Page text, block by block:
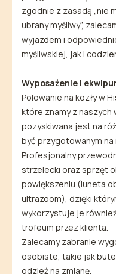
zgodnie z zasadą „nie
ubrany myśliwy”,
wyjazdem i
myśliwskiej, jak i
Wyposażenie i
Polowanie na kozły w
które znamy z naszych
pozyskiwana jest na
być przygotowanym
Profesjonalny
strzelecki oraz sprzęt
powiększeniu (luneta
ultrazoom), dzięki
wykorzystuje je
trofeum przez klienta.
Zalecamy zabranie
osobiste, takie jak
odzież na zmianę.